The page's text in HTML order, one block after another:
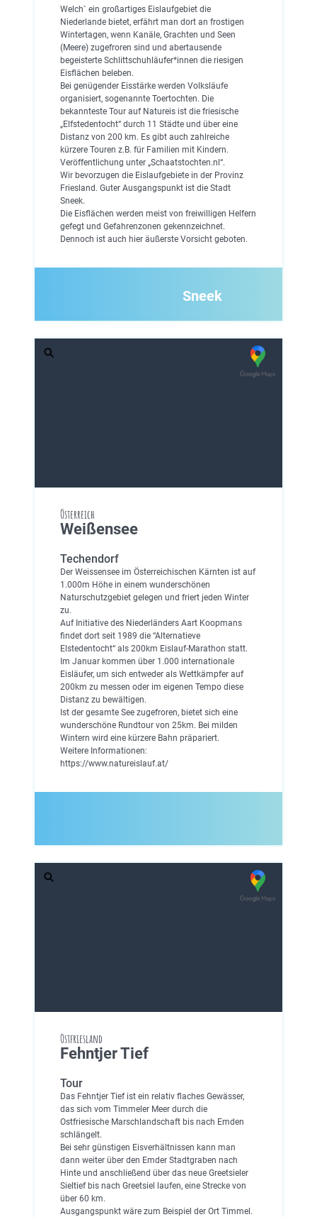
Welch` ein großartiges Eislaufgebiet die
Niederlande bietet, erfährt man dort an frostigen
Wintertagen, wenn Kanäle, Grachten und Seen
(Meere) zugefroren sind und abertausende
begeisterte Schlittschuhläufer*innen die riesigen
Eisflächen beleben.
Bei genügender Eisstärke werden Volksläufe
organisiert, sogenannte Toertochten. Die
bekannteste Tour auf Natureis ist die friesische
„Elfstedentocht“ durch 11 Städte und über eine
Distanz von 200 km. Es gibt auch zahlreiche
kürzere Touren z.B. für Familien mit Kindern.
Veröffentlichung unter „Schaatstochten.nl“.
Wir bevorzugen die Eislaufgebiete in der Provinz
Friesland. Guter Ausgangspunkt ist die Stadt
Sneek.
Die Eisflächen werden meist von freiwilligen Helfern
gefegt und Gefahrenzonen gekennzeichnet.
Dennoch ist auch hier äußerste Vorsicht geboten.
Sneek
Österreich
Weißensee
Techendorf
Der Weissensee im Österreichischen Kärnten ist auf
1.000m Höhe in einem wunderschönen
Naturschutzgebiet gelegen und friert jeden Winter
zu.
Auf Initiative des Niederländers Aart Koopmans
findet dort seit 1989 die “Alternatieve
Elstedentocht“ als 200km Eislauf-Marathon statt.
Im Januar kommen über 1.000 internationale
Eisläufer, um sich entweder als Wettkämpfer auf
200km zu messen oder im eigenen Tempo diese
Distanz zu bewältigen.
Ist der gesamte See zugefroren, bietet sich eine
wunderschöne Rundtour von 25km. Bei milden
Wintern wird eine kürzere Bahn präpariert.
Weitere Informationen:
https://www.natureislauf.at/
Ostfriesland
Fehntjer Tief
Tour
Das Fehntjer Tief ist ein relativ flaches Gewässer,
das sich vom Timmeler Meer durch die
Ostfriesische Marschlandschaft bis nach Emden
schlängelt.
Bei sehr günstigen Eisverhältnissen kann man
dann weiter über den Emder Stadtgraben nach
Hinte und anschließend über das neue Greetsieler
Sieltief bis nach Greetsiel laufen, eine Strecke von
über 60 km.
Ausgangspunkt wäre zum Beispiel der Ort Timmel.